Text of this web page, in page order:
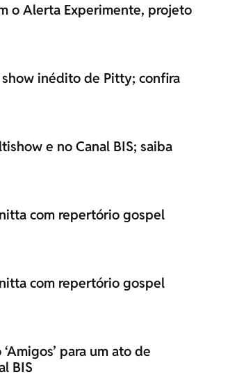
o Alerta Experimente, projeto
show inédito de Pitty; confira
e no Canal BIS; saiba
com repertório gospel
com repertório gospel
para um ato de
BIS